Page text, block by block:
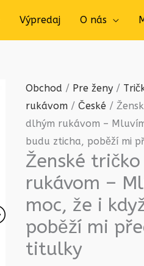
Výpredaj O nás
Obchod / Pre ženy /
rukávom /České /
dlhým rukávom –
budu zticha, poběží mi
Ženské
rukávom –
moc, že i
poběží mi
titulky
množstvo
Ženské
tričko
s
dlhým
rukávom
Mluvím
tak
moc,